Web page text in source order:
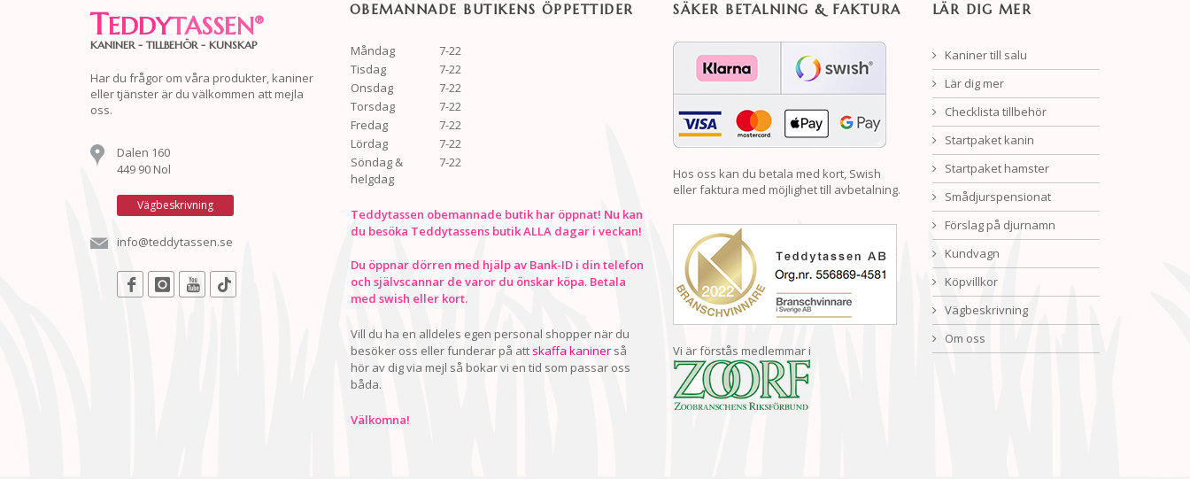
TEDDYTASSEN®
KANINER - TILLBEHÖR - KUNSKAP
Har du frågor om våra produkter, kaniner
eller tjänster är du välkommen att mejla
oss.
Dalen 160
449 90 Nol
Vägbeskrivning
info@teddytassen.se
OBEMANNADE BUTIKENS ÖPPETTIDER
Måndag
7-22
Tisdag
7-22
Onsdag
7-22
Torsdag
7-22
Fredag
7-22
Lördag
7-22
Söndag &
helgdag
7-22
Teddytassen obemannade butik har öppnat! Nu kan
du besöka Teddytassens butik ALLA dagar i veckan!
Du öppnar dörren med hjälp av Bank-ID i din telefon
och självscannar de varor du önskar köpa. Betala
med swish eller kort.
Vill du ha en alldeles egen personal shopper när du
besöker oss eller funderar på att skaffa kaninerså
hör av dig via mejl så bokar vi en tid som passar oss
båda.
Välkomna!
SÄKER BETALNING & FAKTURA
Hos oss kan du betala med kort, Swish
eller faktura med möjlighet till avbetalning.
Vi är förstås medlemmar i
LÄR DIG MER
Kaniner till salu
Lär dig mer
Checklista tillbehör
Startpaket kanin
Startpaket hamster
Smådjurspensionat
Förslag på djurnamn
Kundvagn
Köpvillkor
Vägbeskrivning
Om oss